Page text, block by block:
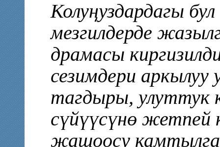
Колуңуздардагы
мезгилдерде
драмасы
сезимдери аркылуу
тагдыры, улуттук
сүйүүсүнө
жашоосу